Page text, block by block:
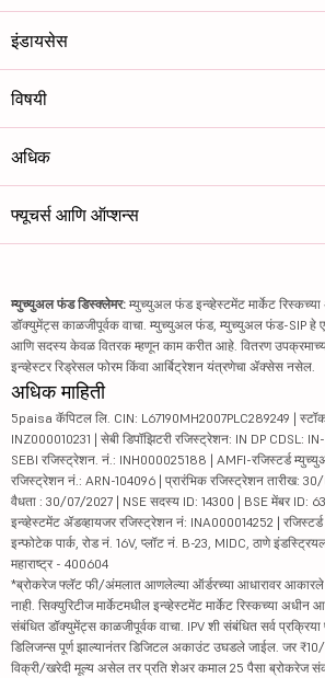
इंडायसेस
विषयी
अधिक
फ्यूचर्स आणि ऑप्शन्स
म्युच्युअल फंड डिस्क्लेमर: म्युच्युअल फंड इन्व्हेस्टमेंट मार्केट
डॉक्युमेंट्स काळजीपूर्वक वाचा. म्युच्युअल फंड, म्युच्युअल फंड-SIP हे
आणि सदस्य केवळ वितरक म्हणून काम करीत आहे. वितरण उपक्रमाच्या
इन्व्हेस्टर रिड्रेसल फोरम किंवा आर्बिट्रेशन यंत्रणेचा ॲक्सेस नसेल.
अधिक माहिती
5paisa कॅपिटल लि. CIN: L67190MH2007PLC289249 |
INZ000010231 | सेबी डिपॉझिटरी रजिस्ट्रेशन: IN DP CDSL:
SEBI रजिस्ट्रेशन. नं.: INH000025188 | AMFI-रजिस्टर्ड
रजिस्ट्रेशन नं.: ARN-104096 | प्रारंभिक रजिस्ट्रेशन तारीख: 30/
वैधता : 30/07/2027 | NSE सदस्य ID: 14300 | BSE मेंबर ID:
इन्व्हेस्टमेंट ॲडव्हायजर रजिस्ट्रेशन नं: INA000014252 |
इन्फोटेक पार्क, रोड नं. 16V, प्लॉट नं. B-23, MIDC, ठाणे
महाराष्ट्र - 400604
*ब्रोकरेज फ्लॅट फी/अंमलात आणलेल्या ऑर्डरच्या आधारावर आकारले
नाही. सिक्युरिटीज मार्केटमधील इन्व्हेस्टमेंट मार्केट रिस्कच्या अधीन
संबंधित डॉक्युमेंट्स काळजीपूर्वक वाचा. IPV शी संबंधित सर्व
डिलिजन्स पूर्ण झाल्यानंतर डिजिटल अकाउंट उघडले जाईल. जर
विक्री/खरेदी मूल्य असेल तर प्रति शेअर कमाल 25 पैसा